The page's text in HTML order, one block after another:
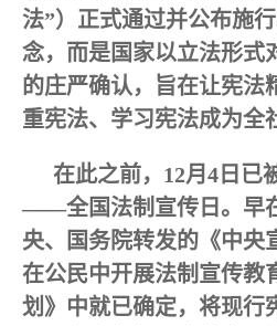
法”）正式通过并公布施
念，而是国家以立法形式
的庄严确认，旨在让宪法
重宪法、学习宪法成为全
在此之前，12月4日已
——全国法制宣传日。早
央、国务院转发的《中央
在公民中开展法制宣传教
划》中就已确定，将现行